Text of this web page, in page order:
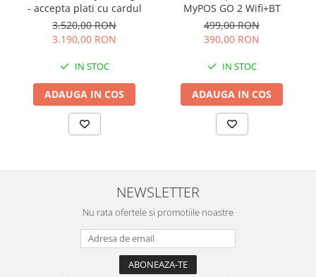
- accepta plati cu cardul
3.520,00 RON
3.190,00 RON
IN STOC
ADAUGA IN COS
MyPOS GO 2 Wifi+BT
499,00 RON
390,00 RON
IN STOC
ADAUGA IN COS
NEWSLETTER
Nu rata ofertele si promotiile noastre